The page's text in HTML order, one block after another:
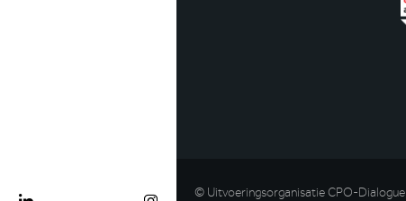
© Uitvoeringsorganisatie CPO-Dialogue